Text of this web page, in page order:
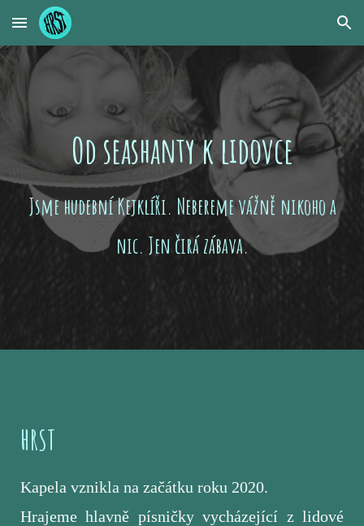
Skip to main content Skip to navigation
Od seashanty k lidovce
Jsme hudební Kejklíři. Nebereme vážně nikoho a
nic. Jen čirá zábava.
HRST
Kapela vznikla na začátku roku 2020.
Hrajeme hlavně písničky vycházející z lidové